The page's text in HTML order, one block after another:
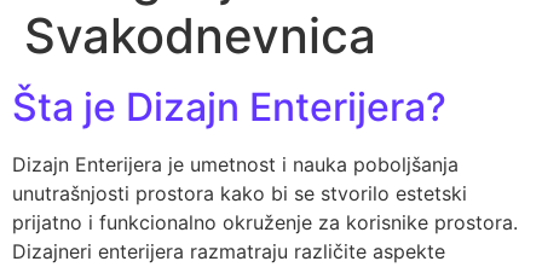
Svakodnevnica
Šta je Dizajn Enterijera?
Dizajn Enterijera je umetnost i nauka poboljšanja
unutrašnjosti prostora kako bi se stvorilo estetski
prijatno i funkcionalno okruženje za korisnike prostora.
Dizajneri enterijera razmatraju različite aspekte